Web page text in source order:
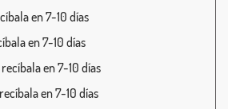
en 7-10 días
en 7-10 días
en 7-10 días
en 7-10 días